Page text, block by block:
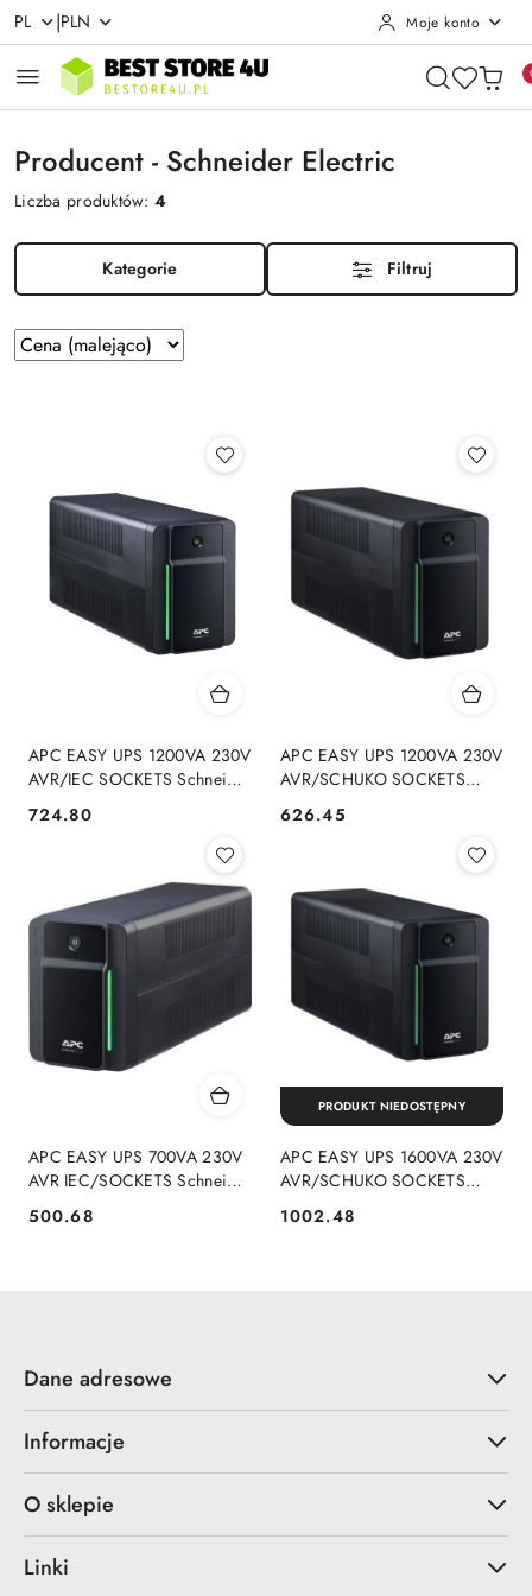
Przejdź do treści głównej
Przejdź do wyszukiwarki
Przejdź do moje konto
Przejdź do menu głównego
Przejdź do stopki
PL |PLN Moje konto
Producent - Schneider Electric
Liczba produktów:4
Kategorie Filtruj
Zastosowano
sortowanie:
Sortuj
według
APC EASY UPS 1200VA 230V
AVR/IEC SOCKETS Schneider
Electric
Cena:
724.80
APC EASY UPS 1200VA 230V
AVR/SCHUKO SOCKETS
Schneider Electric
Cena:
626.45
APC EASY UPS 700VA 230V
AVR IEC/SOCKETS Schneider
Cena:
500.68
APC EASY UPS 1600VA 230V
AVR/SCHUKO SOCKETS
Cena:
1002.48
PRODUKT NIEDOSTĘPNY
Dane adresowe
Informacje
O sklepie
Linki